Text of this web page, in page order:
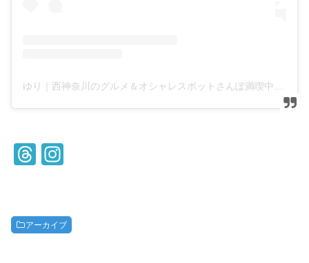
T
a
d
gr
a
アーカイブ